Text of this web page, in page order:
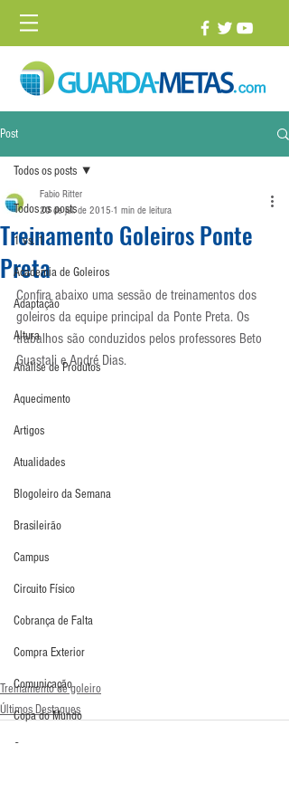
Post
Todos os posts
1 vs. 1
Academia de Goleiros
Adaptação
Altura
Análise de Produtos
Aquecimento
Artigos
Atualidades
Blogoleiro da Semana
Brasileirão
Campus
Circuito Físico
Cobrança de Falta
Compra Exterior
Comunicação
Copa do Mundo
Curso
Todos os posts
Treinamento Goleiros Ponte
Preta
Fabio Ritter
20 de jul. de 2015 1 min de leitura
Confira abaixo uma sessão de treinamentos dos
goleiros da equipe principal da Ponte Preta. Os
trabalhos são conduzidos pelos professores Beto
Guastali e André Dias.
Treinamento de goleiro
Últimos Destaques